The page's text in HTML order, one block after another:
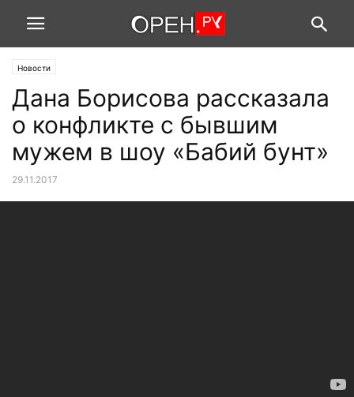
Новости
Дана Борисова рассказала
о конфликте с бывшим
мужем в шоу «Бабий бунт»
29.11.2017